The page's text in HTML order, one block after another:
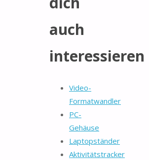
auch
interessieren
Video-
Formatwandler
PC-
Gehäuse
Laptopständer
Aktivitätstracker